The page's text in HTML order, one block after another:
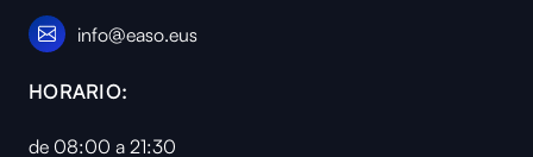
info@easo.eus
HORARIO:
de 08:00 a 21:30